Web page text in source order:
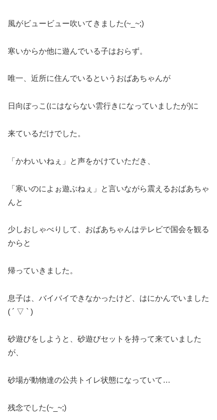
風がビュービュー吹いてきました(~_~;)
寒いからか他に遊んでいる子はおらず。
唯一、近所に住んでいるというおばあちゃんが
日向ぼっこ(にはならない雲行きになっていましたが)に
来ているだけでした。
「かわいいねぇ」と声をかけていただき、
「寒いのによぉ遊ぶねぇ」と言いながら震えるおばあちゃ
んと
少しおしゃべりして、おばあちゃんはテレビで国会を観る
からと
帰っていきました。
息子は、バイバイできなかったけど、はにかんでいました
( ´ ▽ ` )
砂遊びをしようと、砂遊びセットを持って来ていました
が、
砂場が動物達の公共トイレ状態になっていて…
残念でした(~_~;)